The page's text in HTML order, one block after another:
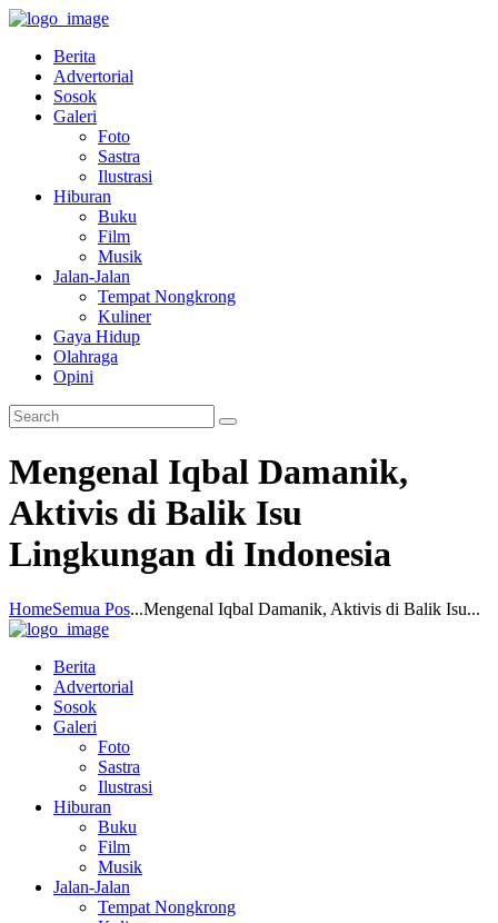
Berita
Advertorial
Sosok
Galeri
Foto
Sastra
Ilustrasi
Hiburan
Buku
Film
Musik
Jalan-Jalan
Tempat Nongkrong
Kuliner
Gaya Hidup
Olahraga
Opini
Mengenal Iqbal Damanik,
Aktivis di Balik Isu
Lingkungan di Indonesia
HomeSemua Pos...Mengenal Iqbal Damanik, Aktivis di Balik Isu...
Berita
Advertorial
Sosok
Galeri
Foto
Sastra
Ilustrasi
Hiburan
Buku
Film
Musik
Jalan-Jalan
Tempat Nongkrong